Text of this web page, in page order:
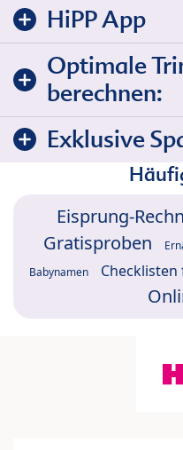
HiPP App
Optimale
berechnen:
Exklusive
Eisprung-
Gratisproben
Babynamen